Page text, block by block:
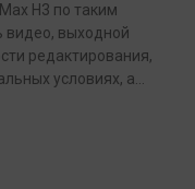
H3 по таким
видео, выходной
редактирования,
условиях, а